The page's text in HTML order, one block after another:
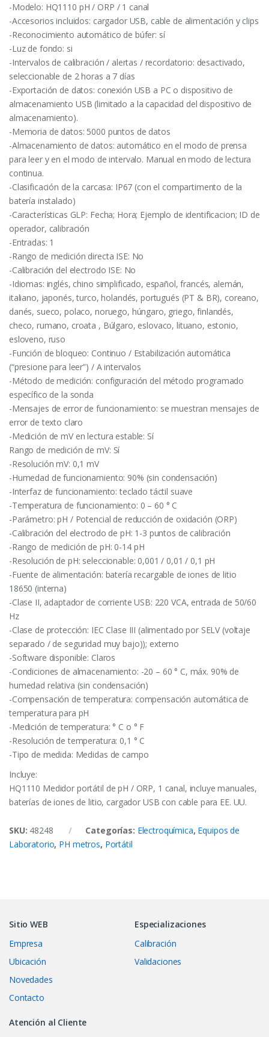
-Modelo: HQ1110 pH / ORP / 1 canal
-Accesorios incluidos: cargador USB, cable de alimentación y clips
-Reconocimiento automático de búfer: sí
-Luz de fondo: si
-Intervalos de calibración / alertas / recordatorio: desactivado,
seleccionable de 2 horas a 7 días
-Exportación de datos: conexión USB a PC o dispositivo de
almacenamiento USB (limitado a la capacidad del dispositivo de
almacenamiento).
-Memoria de datos: 5000 puntos de datos
-Almacenamiento de datos: automático en el modo de prensa
para leer y en el modo de intervalo. Manual en modo de lectura
continua.
-Clasificación de la carcasa: IP67 (con el compartimento de la
batería instalado)
-Características GLP: Fecha; Hora; Ejemplo de identificacion; ID de
operador, calibración
-Entradas: 1
-Rango de medición directa ISE: No
-Calibración del electrodo ISE: No
-Idiomas: inglés, chino simplificado, español, francés, alemán,
italiano, japonés, turco, holandés, portugués (PT & BR), coreano,
danés, sueco, polaco, noruego, húngaro, griego, finlandés,
checo, rumano, croata , Búlgaro, eslovaco, lituano, estonio,
esloveno, ruso
-Función de bloqueo: Continuo / Estabilización automática
(“presione para leer”) / A intervalos
-Método de medición: configuración del método programado
específico de la sonda
-Mensajes de error de funcionamiento: se muestran mensajes de
error de texto claro
-Medición de mV en lectura estable: Sí
Rango de medición de mV: Sí
-Resolución mV: 0,1 mV
-Humedad de funcionamiento: 90% (sin condensación)
-Interfaz de funcionamiento: teclado táctil suave
-Temperatura de funcionamiento: 0 – 60 ° C
-Parámetro: pH / Potencial de reducción de oxidación (ORP)
-Calibración del electrodo de pH: 1-3 puntos de calibración
-Rango de medición de pH: 0-14 pH
-Resolución de pH: seleccionable: 0,001 / 0,01 / 0,1 pH
-Fuente de alimentación: batería recargable de iones de litio
18650 (interna)
-Clase II, adaptador de corriente USB: 220 VCA, entrada de 50/60
Hz
-Clase de protección: IEC Clase III (alimentado por SELV (voltaje
separado / de seguridad muy bajo)); externo
-Software disponible: Claros
-Condiciones de almacenamiento: -20 – 60 ° C, máx. 90% de
humedad relativa (sin condensación)
-Compensación de temperatura: compensación automática de
temperatura para pH
-Medición de temperatura: ° C o ° F
-Resolución de temperatura: 0,1 ° C
-Tipo de medida: Medidas de campo
Incluye:
HQ1110 Medidor portátil de pH / ORP, 1 canal, incluye manuales,
baterías de iones de litio, cargador USB con cable para EE. UU.
SKU: 48248 Categorías: Electroquímica, Equipos de
Laboratorio, PH metros, Portátil
Sitio WEB
Empresa
Ubicación
Novedades
Contacto
Especializaciones
Calibración
Validaciones
Atención al Cliente